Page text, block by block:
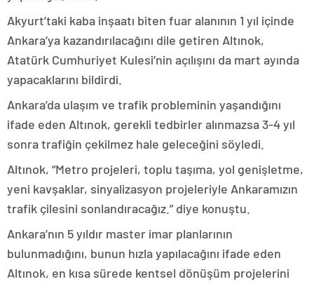
Akyurt’taki kaba inşaatı biten fuar alanının 1 yıl içinde
Ankara’ya kazandırılacağını dile getiren Altınok,
Atatürk Cumhuriyet Kulesi’nin açılışını da mart ayında
yapacaklarını bildirdi.
Ankara’da ulaşım ve trafik probleminin yaşandığını
ifade eden Altınok, gerekli tedbirler alınmazsa 3-4 yıl
sonra trafiğin çekilmez hale geleceğini söyledi.
Altınok, “Metro projeleri, toplu taşıma, yol genişletme,
yeni kavşaklar, sinyalizasyon projeleriyle Ankaramızın
trafik çilesini sonlandıracağız.” diye konuştu.
Ankara’nın 5 yıldır master imar planlarının
bulunmadığını, bunun hızla yapılacağını ifade eden
Altınok, en kısa sürede kentsel dönüşüm projelerini